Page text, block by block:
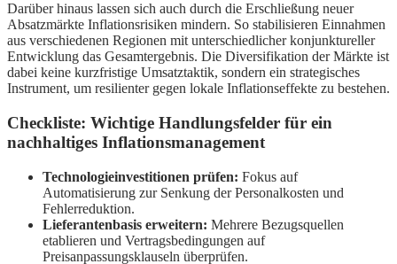
Darüber hinaus lassen sich auch durch die Erschließung neuer
Absatzmärkte Inflationsrisiken mindern. So stabilisieren Einnahmen
aus verschiedenen Regionen mit unterschiedlicher konjunktureller
Entwicklung das Gesamtergebnis. Die Diversifikation der Märkte ist
dabei keine kurzfristige Umsatztaktik, sondern ein strategisches
Instrument, um resilienter gegen lokale Inflationseffekte zu bestehen.
Checkliste: Wichtige Handlungsfelder für ein
nachhaltiges Inflationsmanagement
Technologieinvestitionen prüfen: Fokus auf
Automatisierung zur Senkung der Personalkosten und
Fehlerreduktion.
Lieferantenbasis erweitern: Mehrere Bezugsquellen
etablieren und Vertragsbedingungen auf
Preisanpassungsklauseln überprüfen.